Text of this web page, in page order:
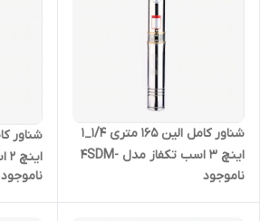
شناور کامل الین 165 متری 1/4_1
اینچ 3 اسب تکفاز مدل 4SDM-
4/24
ناموجود
4/18
ناموجود